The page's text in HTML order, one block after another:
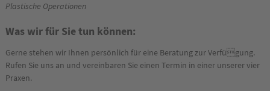
Plastische Operationen
Was wir für Sie tun können:
Gerne stehen wir Ihnen persönlich für eine Beratung zur Verfügung.
Rufen Sie uns an und vereinbaren Sie einen Termin in einer unserer vier
Praxen.